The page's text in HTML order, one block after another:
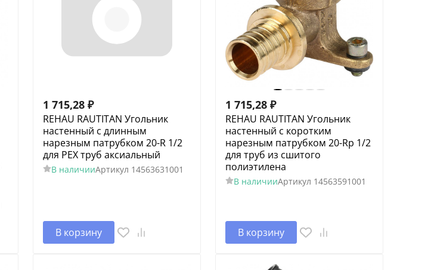
1 715,28 ₽
REHAU RAUTITAN Угольник
настенный с длинным
нарезным патрубком 20-R 1/2
для PEX труб аксиальный
В наличииАртикул 14563631001
В корзину
1 715,28 ₽
REHAU RAUTITAN Угольник
настенный с коротким
нарезным патрубком 20-Rp 1/2
для труб из сшитого
полиэтилена
В наличииАртикул 14563591001
В корзину